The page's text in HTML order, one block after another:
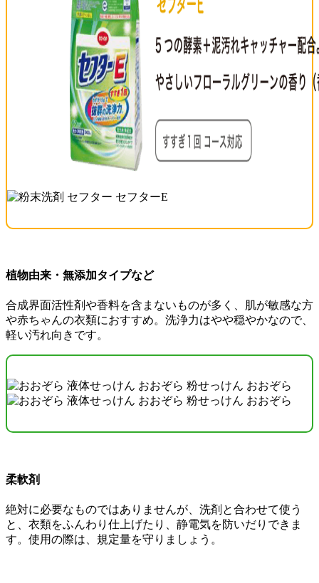
植物由来・無添加タイプなど
合成界面活性剤や香料を含まないものが多く、肌が敏感な方
や赤ちゃんの衣類におすすめ。洗浄力はやや穏やかなので、
軽い汚れ向きです。
柔軟剤
絶対に必要なものではありませんが、洗剤と合わせて使う
と、衣類をふんわり仕上げたり、静電気を防いだりできま
す。使用の際は、規定量を守りましょう。